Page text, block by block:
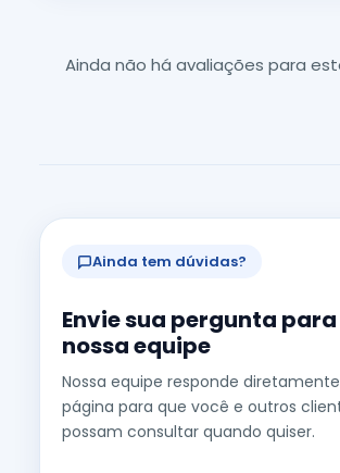
Ainda não há avaliações para
Ainda tem dúvidas?
Envie sua pergunta para
nossa equipe
Nossa equipe responde
página para que você e outros
possam consultar quando quiser.